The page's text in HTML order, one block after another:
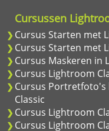
Cursussen
Cursus Starten met
Cursus Starten met
Cursus Maskeren in
Cursus Lightroom
Cursus
Classic
Cursus Lightroom
Cursus Lightroom